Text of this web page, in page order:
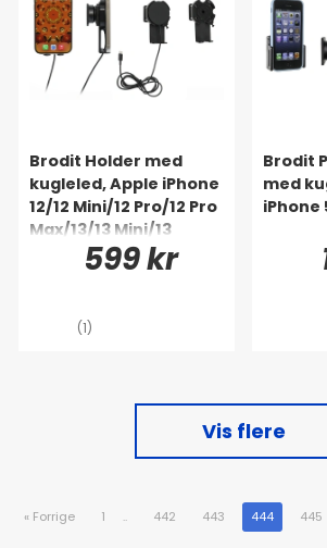
Brodit Holder med
kugleled, Apple iPhone
12/12 Mini/12 Pro/12 Pro
Max/13/13 Mini/13
Pro/13 Pro Max/14/14
Plus m.fl.599 kr
(1)
Brodit
med
iPhone
Vis flere
« Forrige 1 .. 442 443 444 445